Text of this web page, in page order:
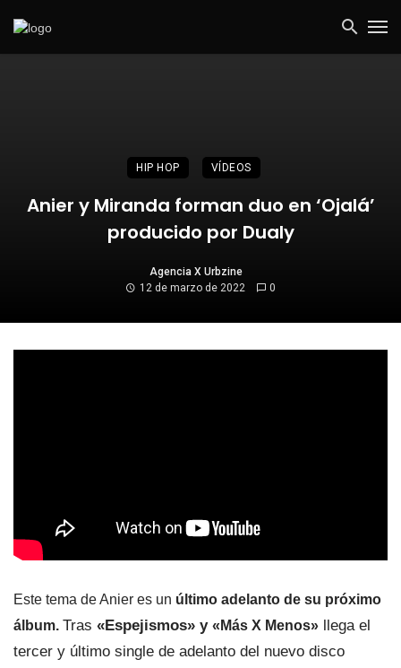
HIP HOP VÍDEOS
Anier y Miranda forman duo en ‘Ojalá’
producido por Dualy
Agencia X Urbzine
12 de marzo de 2022
0
Este tema de Anier es un último adelanto de su próximo
álbum. Tras «Espejismos» y «Más X Menos» llega el
tercer y último single de adelanto del nuevo disco